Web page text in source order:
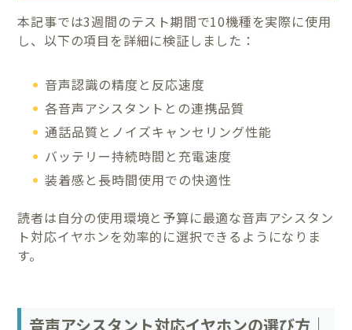
本記事では3週間のテスト期間で10機種を実際に使用
し、以下の項目を詳細に検証しました：
音声認識の精度と反応速度
各音声アシスタントとの連携品質
通話品質とノイズキャンセリング性能
バッテリー持続時間と充電速度
装着感と長時間使用での快適性
読者は自分の使用環境と予算に最適な音声アシスタン
ト対応イヤホンを効率的に選択できるようになりま
す。
音声アシスタント対応イヤホンの選び方｜